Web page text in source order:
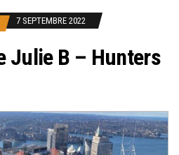
7 SEPTEMBRE 2022
Julie B – Hunters